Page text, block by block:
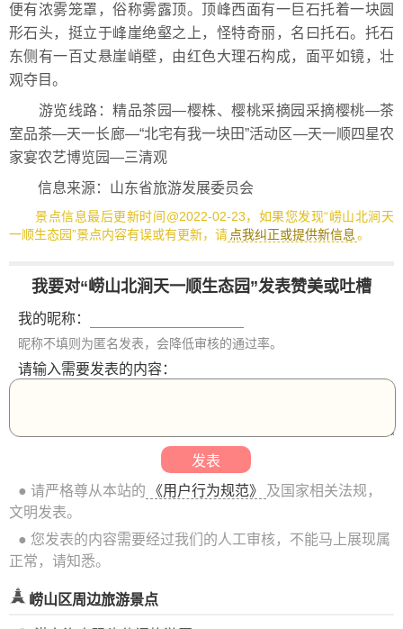
便有浓雾笼罩，俗称雾露顶。顶峰西面有一巨石托着一块圆
形石头，挺立于峰崖绝壑之上，怪特奇丽，名曰托石。托石
东侧有一百丈悬崖峭壁，由红色大理石构成，面平如镜，壮
观夺目。
游览线路：精品茶园—樱株、樱桃采摘园采摘樱桃—茶
室品茶—天一长廊—“北宅有我一块田”活动区—天一顺四星农
家宴农艺博览园—三清观
信息来源：山东省旅游发展委员会
景点信息最后更新时间@2022-02-23，如果您发现“崂山北涧天
一顺生态园”景点内容有误或有更新，请 点我纠正或提供新信息。
我要对“崂山北涧天一顺生态园”发表赞美或吐槽
我的昵称：
昵称不填则为匿名发表，会降低审核的通过率。
请输入需要发表的内容：
● 请严格尊从本站的 《用户行为规范》
及国家相关法规，
文明发表。
● 您发表的内容需要经过我们的人工审核，不能马上展现属
正常，请知悉。
崂山区周边旅游景点